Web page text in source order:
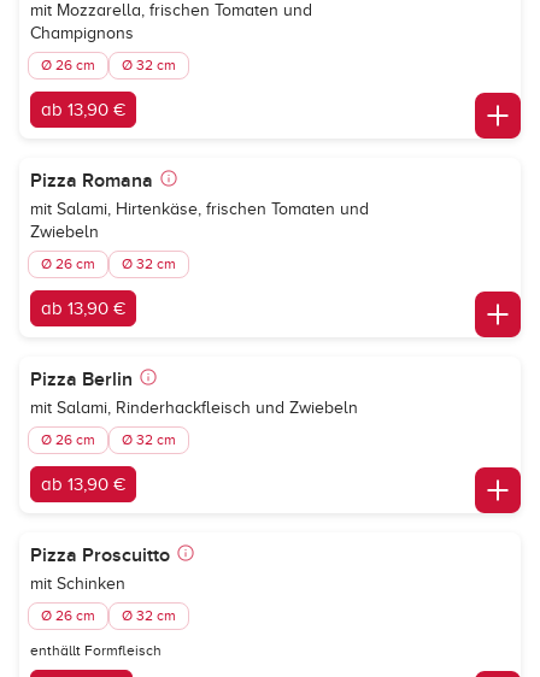
mit Mozzarella, frischen Tomaten und
Champignons
Ø 26 cm Ø 32 cm
ab 13,90 €
Pizza Romana
mit Salami, Hirtenkäse, frischen Tomaten und
Zwiebeln
Ø 26 cm Ø 32 cm
ab 13,90 €
Pizza Berlin
mit Salami, Rinderhackfleisch und Zwiebeln
Ø 26 cm Ø 32 cm
ab 13,90 €
Pizza Proscuitto
mit Schinken
Ø 26 cm Ø 32 cm
enthällt Formfleisch